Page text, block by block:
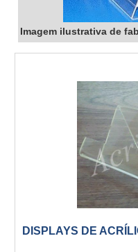
Imagem ilustrativa de
DISPLAYS DE